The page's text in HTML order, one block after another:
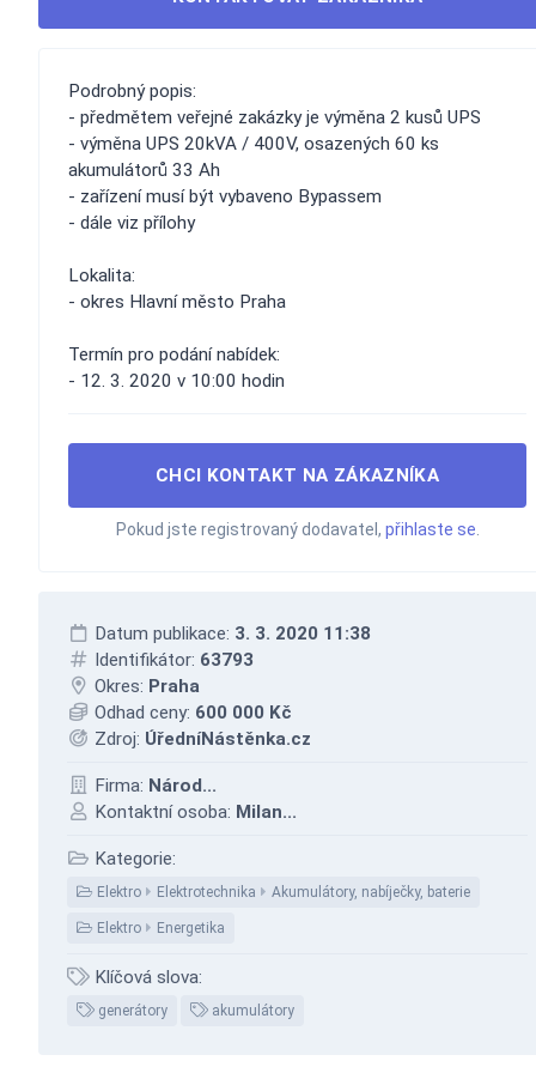
Podrobný popis:
- předmětem veřejné zakázky je výměna 2 kusů UPS
- výměna UPS 20kVA / 400V, osazených 60 ks
akumulátorů 33 Ah
- zařízení musí být vybaveno Bypassem
- dále viz přílohy
Lokalita:
- okres Hlavní město Praha
Termín pro podání nabídek:
- 12. 3. 2020 v 10:00 hodin
CHCI KONTAKT NA ZÁKAZNÍKA
Pokud jste registrovaný dodavatel, přihlaste se
Datum publikace: 3. 3. 2020 11:38
Identifikátor: 63793
Okres: Praha
Odhad ceny: 600 000 Kč
Zdroj: ÚředníNástěnka.cz
Firma: Národ...
Kontaktní osoba: Milan...
Kategorie:
Elektro Elektrotechnika Akumulátory, nabíječky, baterie
Elektro Energetika
Klíčová slova:
generátory akumulátory